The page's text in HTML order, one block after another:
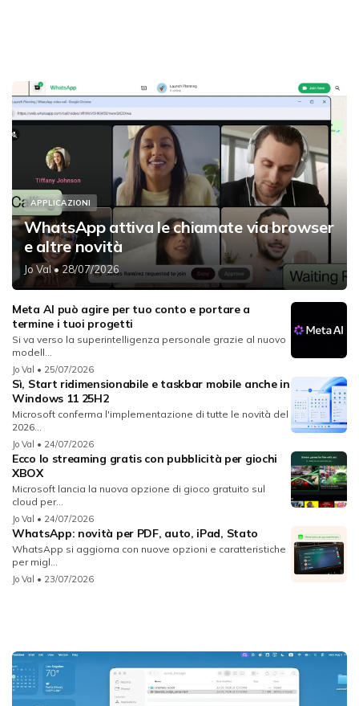
APPLICAZIONI
WhatsApp attiva le chiamate via browser
e altre novità
Jo Val• 28/07/2026
Meta AI può agire per tuo conto e portare a
termine i tuoi progetti
Si va verso la superintelligenza personale grazie al nuovo
modell...
Jo Val • 25/07/2026
Sì, Start ridimensionabile e taskbar mobile anche in
Windows 11 25H2
Microsoft conferma l'implementazione di tutte le novità del
2026...
Jo Val • 24/07/2026
Ecco lo streaming gratis con pubblicità per giochi
XBOX
Microsoft lancia la nuova opzione di gioco gratuito sul
cloud per...
Jo Val • 24/07/2026
WhatsApp: novità per PDF, auto, iPad, Stato
WhatsApp si aggiorna con nuove opzioni e caratteristiche
per migl...
Jo Val • 23/07/2026